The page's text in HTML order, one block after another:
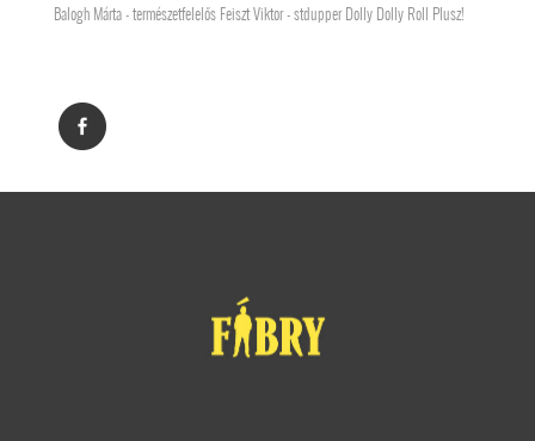
Balogh Márta - természetfelelős Feiszt Viktor - stdupper Dolly Dolly Roll Plusz!